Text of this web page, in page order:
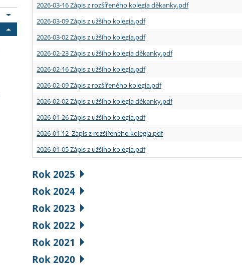
2026-03-16 Zápis z rozšířeného kolegia děkanky.pdf
2026-03-09 Zápis z užšího kolegia.pdf
2026-03-02 Zápis z užšího kolegia.pdf
2026-02-23 Zápis z užšího kolegia děkanky.pdf
2026-02-16 Zápis z užšího kolegia.pdf
2026-02-09 Zápis z rozšířeného kolegia.pdf
2026-02-02 Zápis z užšího kolegia děkanky.pdf
2026-01-26 Zápis z užšího kolegia.pdf
2026-01-12 Zápis z rozšířeného kolegia.pdf
2026-01-05 Zápis z užšího kolegia.pdf
Rok 2025
Rok 2024
Rok 2023
Rok 2022
Rok 2021
Rok 2020